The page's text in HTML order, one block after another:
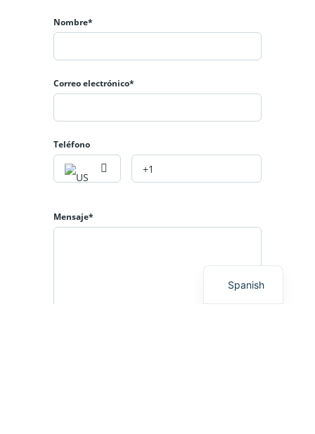
Nombre*
Correo electrónico*
Teléfono
Mensaje*
Spanish